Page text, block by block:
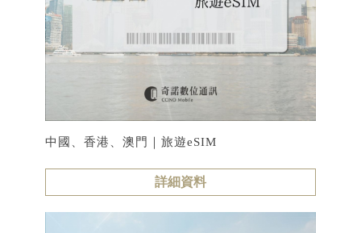
中國、香港、澳門｜旅遊eSIM
詳細資料